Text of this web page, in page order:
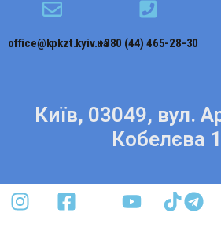
office@kpkzt.kyiv.ua+380 (44) 465-28-30
Київ, 03049, вул.
Кобелєва